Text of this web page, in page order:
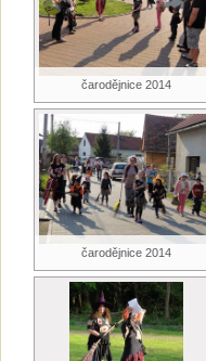
čarodějnice 2014
čarodějnice 2014